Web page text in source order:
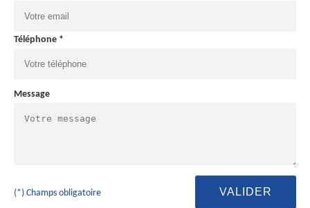
Téléphone *
Message
(*) Champs obligatoire